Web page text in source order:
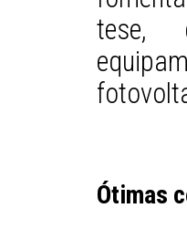
tese,
Ótimas